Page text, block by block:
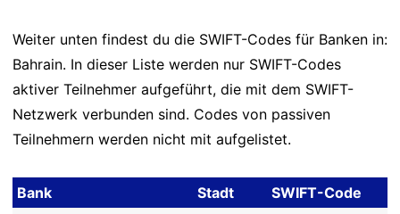
Weiter unten findest du die SWIFT-Codes für Banken in:
Bahrain. In dieser Liste werden nur SWIFT-Codes
aktiver Teilnehmer aufgeführt, die mit dem SWIFT-
Netzwerk verbunden sind. Codes von passiven
Teilnehmern werden nicht mit aufgelistet.
Bank Stadt
SWIFT-Code